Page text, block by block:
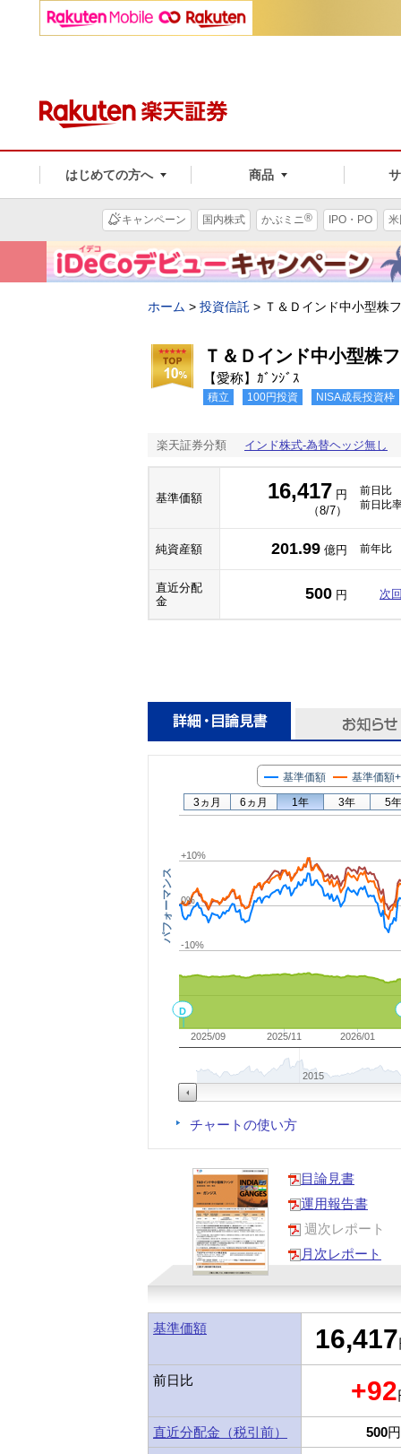
はじめての方へ 商品
キャンペーン 国内株式 かぶミニ® IPO・PO
ホーム > 投資信託 > Ｔ＆Ｄインド中小型株
Ｔ＆Ｄインド中小型株
【愛称】ｶﾞﾝｼﾞｽ
積立 100円投資 NISA成長投資枠
楽天証券分類 インド株式-為替ヘッジ無し
基準価額 16,417 円
（8/7）
前日比
前日比
純資産額 201.99 億円 前年比
直近分配
金
500 円 次
パフォーマンス
D
基準価額 基準価額
2025/09 2025/11 2026/01
2015
-10%
0%
+10%
3ヵ月 6ヵ月 1年 3年 5年
チャートの使い方
目論見書
運用報告書
週次レポート
月次レポート
基準価額 16,417
前日比 +92
直近分配金（税引前） 500円